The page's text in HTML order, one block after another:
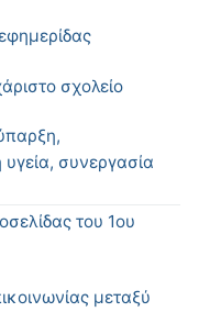
σχολείο
συνεργασία
του 1ου
μεταξύ